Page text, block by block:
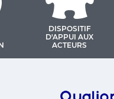
DISPOSITIF
D'APPUI AUX
ACTEURS